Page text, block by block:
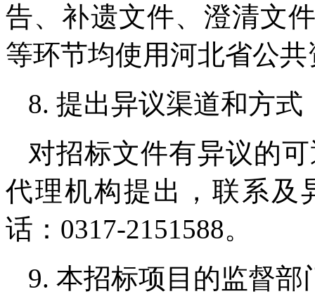
告、补遗文件、澄清文
等环节均使用河北省公
8. 提出异议渠道和方式
对招标文件有异议的
代理机构提出，联系及
话：0317-2151588。
9. 本招标项目的监督部